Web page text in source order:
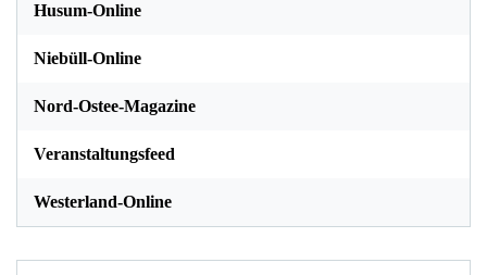
Husum-Online
Niebüll-Online
Nord-Ostee-Magazine
Veranstaltungsfeed
Westerland-Online